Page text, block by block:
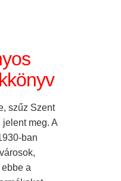
szűz Szent
meg. A
ban
a